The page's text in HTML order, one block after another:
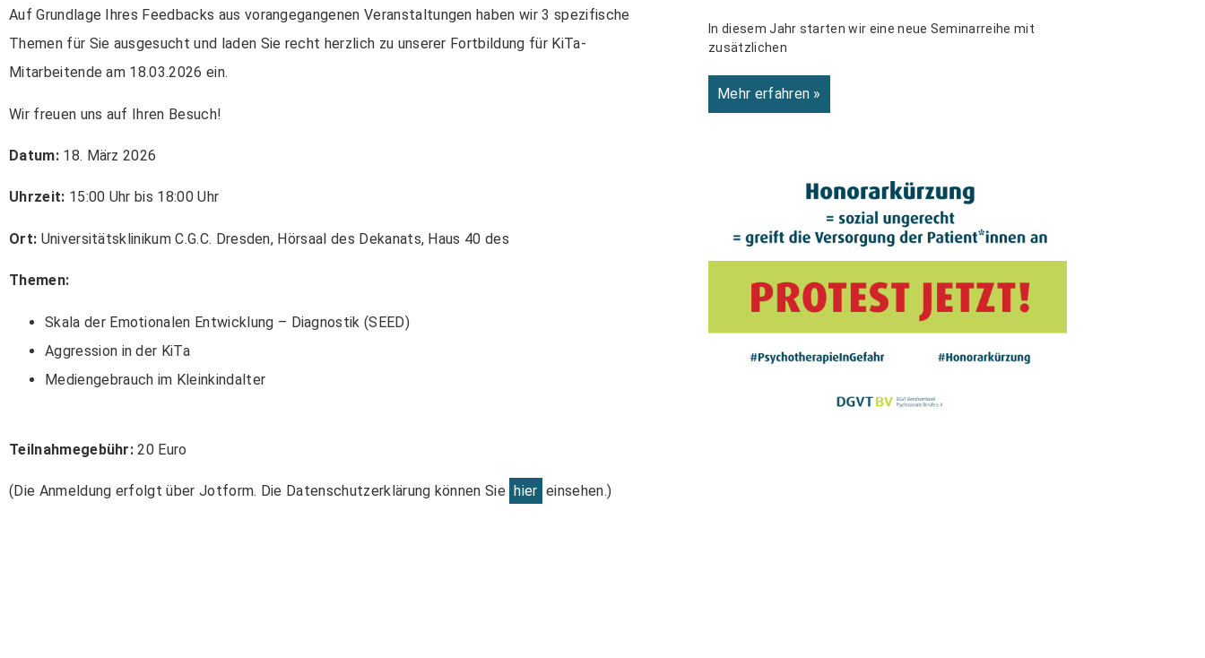
Auf Grundlage Ihres Feedbacks aus vorangegangenen Veranstaltungen haben wir 3 spezifische
Themen für Sie ausgesucht und laden Sie recht herzlich zu unserer Fortbildung für KiTa-
Mitarbeitende am 18.03.2026 ein.
Wir freuen uns auf Ihren Besuch!
Datum:18. März 2026
Uhrzeit: 15:00 Uhr bis 18:00 Uhr
Ort: Universitätsklinikum C.G.C. Dresden, Hörsaal des Dekanats, Haus 40 des
Themen:
Skala der Emotionalen Entwicklung – Diagnostik (SEED)
Aggression in der KiTa
Mediengebrauch im Kleinkindalter
Teilnahmegebühr: 20 Euro
(Die Anmeldung erfolgt über Jotform. Die Datenschutzerklärung können Sie hier einsehen.)
In diesem Jahr starten wir eine neue Seminarreihe mit
zusätzlichen
Mehr erfahren »